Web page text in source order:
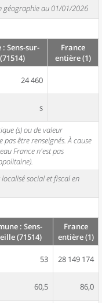
géographie au 01/01/2026
Sens-sur-
France
entière (1)
24 460
s
(s) ou de valeur
être renseignés. À cause
France n'est pas
localisé social et fiscal en
: Sens-
(71514)
France
entière (1)
53 28 149 174
60,5 86,0